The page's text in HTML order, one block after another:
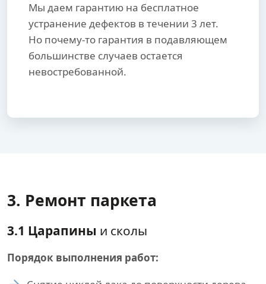
Мы даем гарантию на бесплатное
устранение дефектов в течении 3 лет.
Но почему-то гарантия в подавляющем
большинстве случаев остается
невостребованной.
3. Ремонт паркета
3.1 Царапины и сколы
Порядок выполнения работ: